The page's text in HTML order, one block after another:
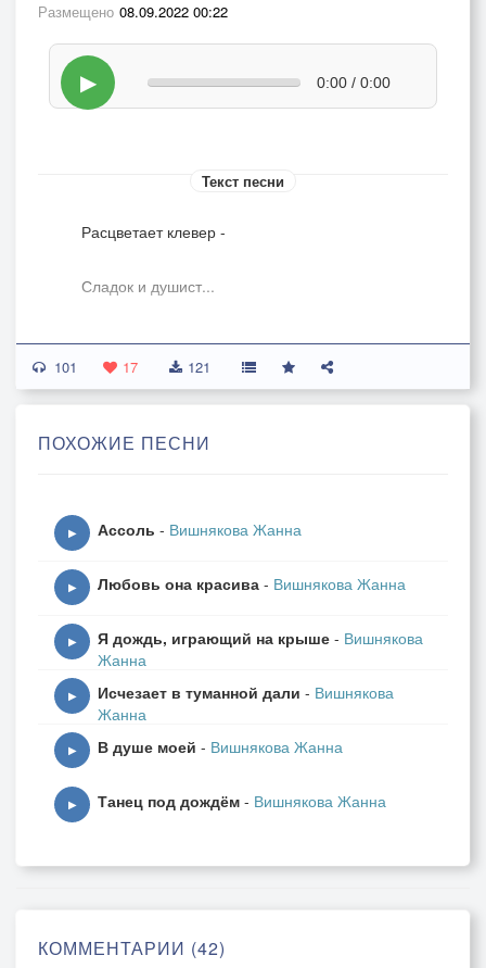
Размещено 08.09.2022 00:22
▶ 0:00 / 0:00
Текст песни
Расцветает клевер -
Сладок и душист...
На закатной зорьке
Играет гармонист.
Забрала с собой...
Тропку замели...
101 17 121
ПОХОЖИЕ ПЕСНИ
▶ Ассоль - Вишнякова Жанна
▶ Любовь она красива - Вишнякова Жанна
▶ Я дождь, играющий на крыше - Вишнякова
Жанна
▶ Исчезает в туманной дали - Вишнякова
Жанна
▶ В душе моей - Вишнякова Жанна
▶ Танец под дождём - Вишнякова Жанна
КОММЕНТАРИИ (42)